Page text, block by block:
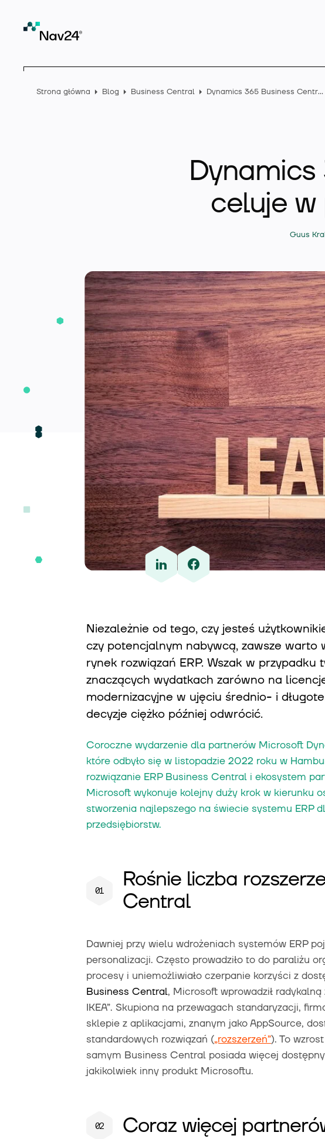
Strona główna Blog Business Central Dynamics 365 Business Central celuje w pozycję lidera rynku
celuje w
Guus
Niezależnie od tego, czy jesteś
czy potencjalnym nabywcą, zawsze warto
rynek rozwiązań ERP. Wszak w
znaczących wydatkach zarówno na
modernizacyjne w ujęciu średnio- i
decyzje ciężko później odwrócić.
Coroczne wydarzenie dla partnerów Microsoft
które odbyło się w listopadzie 2022 roku w
rozwiązanie ERP Business Central i ekosystem
Microsoft wykonuje kolejny duży krok w kierunku
stworzenia najlepszego na świecie systemu ERP
przedsiębiorstw.
Rośnie liczba
Central
Dawniej przy wielu wdrożeniach systemów ERP
personalizacji. Często prowadziło to do paraliżu
procesy i uniemożliwiało czerpanie korzyści z
Business Central, Microsoft wprowadził
IKEA”. Skupiona na przewagach standaryzacji,
sklepie z aplikacjami, znanym jako AppSource,
standardowych rozwiązań („rozszerzeń”). To
samym Business Central posiada więcej
jakikolwiek inny produkt Microsoftu.
Coraz więcej